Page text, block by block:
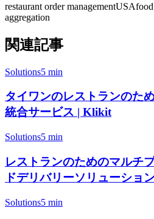
restaurant order managementUSA
aggregation
関連記事
Solutions5 min
タイワンのレストランのた
統合サービス | Klikit
Solutions5 min
レストランのためのマルチ
ドデリバリーソリューショ
Solutions5 min